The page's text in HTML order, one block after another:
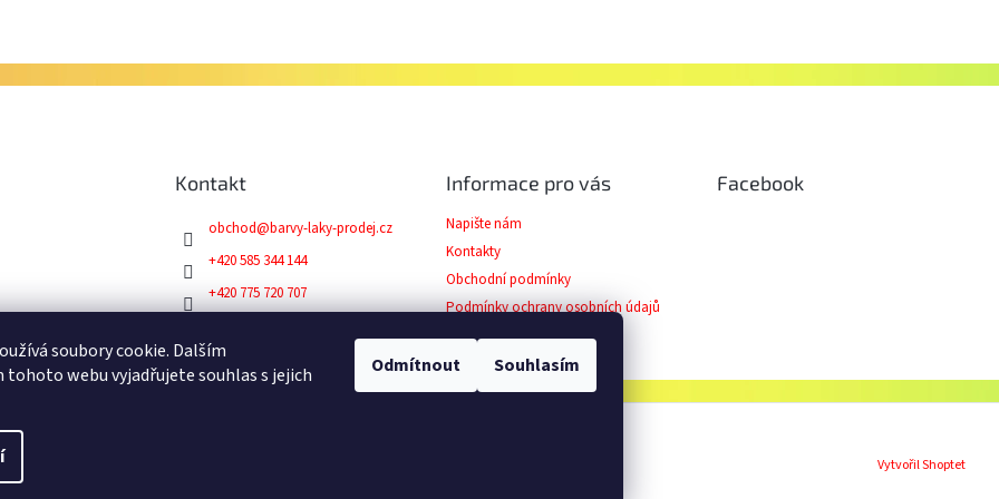
soubory cookie. Dalším
tohoto webu vyjadřujete souhlas s jejich
Odmítnout Souhlasím
Kontakt
obchod@barvy-laky-prodej.cz
+420 585 344 144
+420 775 720 707
Informace pro vás
Napište nám
Kontakty
Obchodní podmínky
Podmínky ochrany osobních údajů
Reklamační řád
Facebook
Vytvořil Shoptet